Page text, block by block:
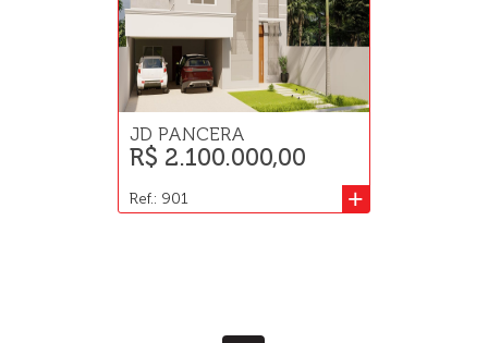
JD PANCERA
R$ 2.100.000,00
+
Ref.: 901